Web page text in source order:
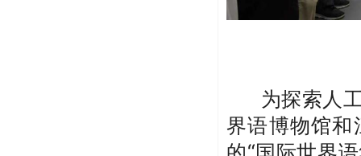
为探索人
界语博物馆和